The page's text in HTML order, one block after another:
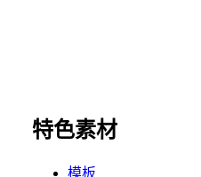
特色素材
模板